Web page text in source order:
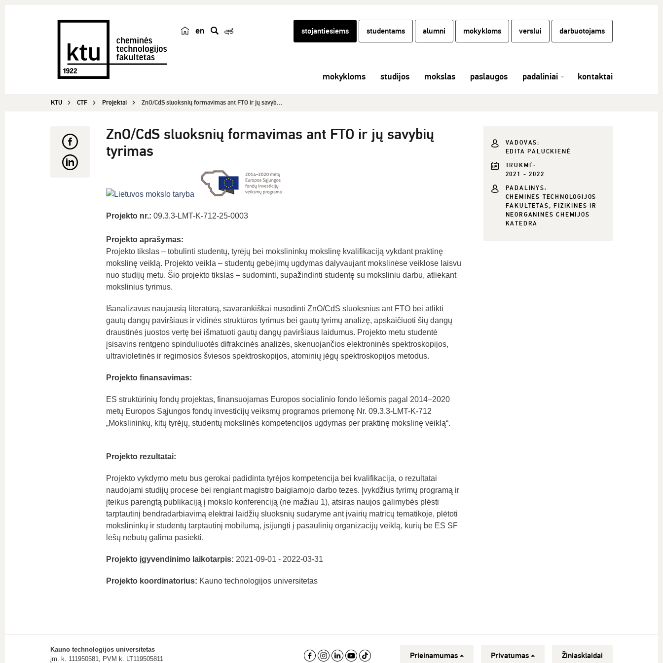
en
k
stojantiesiems studentams alumni mokykloms verslui darbuotojams
mokykloms studijos mokslas paslaugos padaliniai kontaktai
KTU CTF Projektai ZnO/CdS sluoksnių formavimas ant FTO ir jų savyb...
ZnO/CdS sluoksnių formavimas ant FTO ir jų savybių
tyrimas
Projekto nr.: 09.3.3-LMT-K-712-25-0003
Projekto aprašymas:
Projekto tikslas – tobulinti studentų, tyrėjų bei mokslininkų mokslinę kvalifikaciją vykdant praktinę
mokslinę veiklą. Projekto veikla – studentų gebėjimų ugdymas dalyvaujant mokslinėse veiklose laisvu
nuo studijų metu. Šio projekto tikslas – sudominti, supažindinti studentę su moksliniu darbu, atliekant
mokslinius tyrimus.
Išanalizavus naujausią literatūrą, savarankiškai nusodinti ZnO/CdS sluoksnius ant FTO bei atlikti
gautų dangų paviršiaus ir vidinės struktūros tyrimus bei gautų tyrimų analizę, apskaičiuoti šių dangų
draustinės juostos vertę bei išmatuoti gautų dangų paviršiaus laidumus. Projekto metu studentė
įsisavins rentgeno spinduliuotės difrakcinės analizės, skenuojančios elektroninės spektroskopijos,
ultravioletinės ir regimosios šviesos spektroskopijos, atominių jėgų spektroskopijos metodus.
Projekto finansavimas:
ES struktūrinių fondų projektas, finansuojamas Europos socialinio fondo lėšomis pagal 2014–2020
metų Europos Sąjungos fondų investicijų veiksmų programos priemonę Nr. 09.3.3-LMT-K-712
„Mokslininkų, kitų tyrėjų, studentų mokslinės kompetencijos ugdymas per praktinę mokslinę veiklą“.
Projekto rezultatai:
Projekto vykdymo metu bus gerokai padidinta tyrėjos kompetencija bei kvalifikacija, o rezultatai
naudojami studijų procese bei rengiant magistro baigiamojo darbo tezes. Įvykdžius tyrimų programą ir
įteikus parengtą publikaciją į mokslo konferenciją (ne mažiau 1), atsiras naujos galimybės plėsti
tarptautinį bendradarbiavimą elektrai laidžių sluoksnių sudaryme ant įvairių matricų tematikoje, plėtoti
mokslininkų ir studentų tarptautinį mobilumą, įsijungti į pasaulinių organizacijų veiklą, kurių be ES SF
lėšų nebūtų galima pasiekti.
Projekto įgyvendinimo laikotarpis: 2021-09-01 - 2022-03-31
Projekto koordinatorius: Kauno technologijos universitetas
VADOVAS:
EDITA PALUCKIENĖ
TRUKMĖ:
2021 - 2022
PADALINYS:
CHEMINĖS TECHNOLOGIJOS
FAKULTETAS, FIZIKINĖS IR
NEORGANINĖS CHEMIJOS
KATEDRA
Kauno technologijos universitetas
įm. k. 111950581, PVM k. LT119505811
Prieinamumas Privatumas Žiniasklaidai